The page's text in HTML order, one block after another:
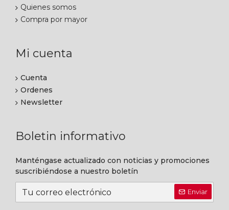
Quienes somos
Compra por mayor
Mi cuenta
Cuenta
Ordenes
Newsletter
Boletin informativo
Manténgase actualizado con noticias y promociones
suscribiéndose a nuestro boletín
Enviar